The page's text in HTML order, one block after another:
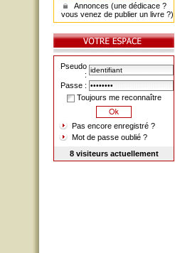
Annonces (une dédicace ?
vous venez de publier un livre ?)
Pseudo
:
Passe :
Toujours me reconnaître
Pas encore enregistré ?
Mot de passe oublié ?
8 visiteurs actuellement